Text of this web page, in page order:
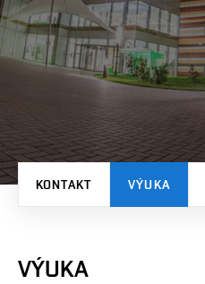
KONTAKT VÝUKA
VÝUKA